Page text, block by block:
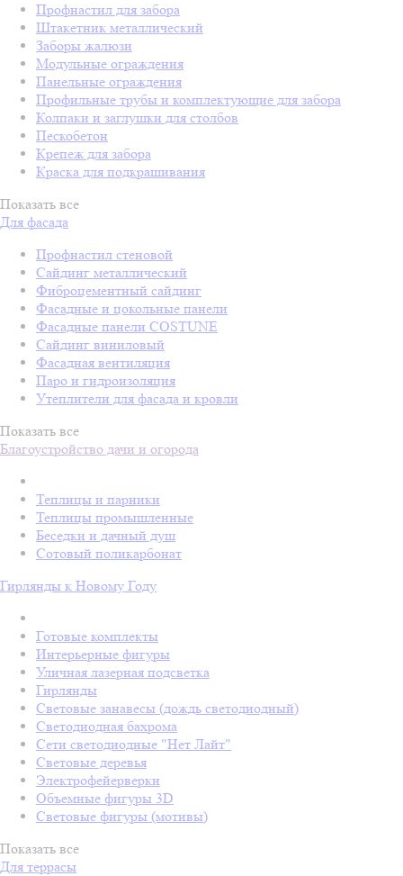
Профнастил для забора
Штакетник металлический
Заборы жалюзи
Модульные ограждения
Панельные ограждения
Профильные трубы и комплектующие для забора
Колпаки и заглушки для столбов
Пескобетон
Крепеж для забора
Краска для подкрашивания
Показать все
Для фасада
Профнастил стеновой
Сайдинг металлический
Фиброцементный сайдинг
Фасадные и цокольные панели
Фасадные панели COSTUNE
Сайдинг виниловый
Фасадная вентиляция
Паро и гидроизоляция
Утеплители для фасада и кровли
Показать все
Благоустройство дачи и огорода
Теплицы и парники
Теплицы промышленные
Беседки и дачный душ
Сотовый поликарбонат
Гирлянды к Новому Году
Готовые комплекты
Интерьерные фигуры
Уличная лазерная подсветка
Гирлянды
Световые занавесы (дождь светодиодный)
Светодиодная бахрома
Сети светодиодные "Нет Лайт"
Световые деревья
Электрофейерверки
Объемные фигуры 3D
Световые фигуры (мотивы)
Показать все
Для террасы